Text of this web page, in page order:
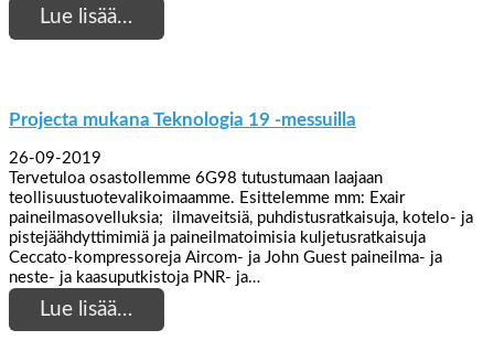
Lue lisää…
Projecta mukana Teknologia 19 -messuilla
26-09-2019
Tervetuloa osastollemme 6G98 tutustumaan laajaan
teollisuustuotevalikoimaamme. Esittelemme mm: Exair
paineilmasovelluksia; ilmaveitsiä, puhdistusratkaisuja, kotelo- ja
pistejäähdyttimimiä ja paineilmatoimisia kuljetusratkaisuja
Ceccato-kompressoreja Aircom- ja John Guest paineilma- ja
neste- ja kaasuputkistoja PNR- ja…
Lue lisää…